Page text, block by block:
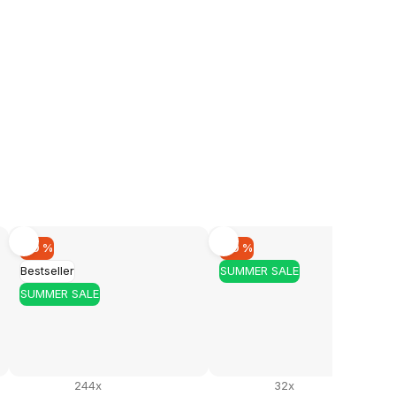
Bestseller
SUMMER SALE
–10 %
244x
SUMMER SALE
–10 %
32x
lei
din prețul
cu